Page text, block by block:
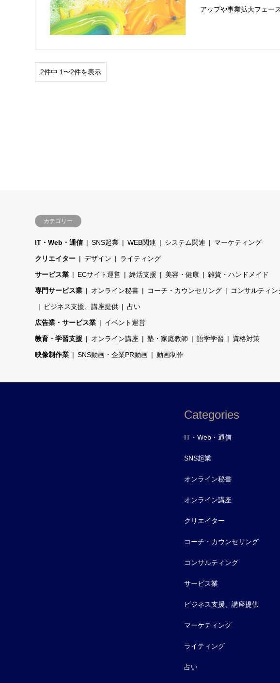
アップや事業拡大フェー
2件中 1〜2件を表示
カテゴリー
IT・Web・通信 SNS起業 WEB関連 システム関連 マーケティング
クリエイター デザイン ライティング
サービス業 ECサイト運営 終活支援 美容・健康 雑貨・ハンドメイド
専門サービス業 オンライン秘書 コーチ・カウンセリング コンサルティン
ビジネス支援、講座提供 占い
広告業・サービス業 イベント運営
教育・学習支援 オンライン講座 塾・家庭教師 語学学習 資格対策
映像制作業 SNS動画・企業PR動画 動画制作
Categories
IT・Web・通信
SNS起業
オンライン秘書
オンライン講座
クリエイター
コーチ・カウンセリング
コンサルティング
サービス業
ビジネス支援、講座提供
マーケティング
ライティング
占い